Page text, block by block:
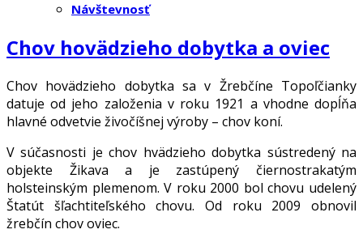
Návštevnosť
Chov hovädzieho dobytka a oviec
Chov hovädzieho dobytka sa v Žrebčíne Topoľčianky
datuje od jeho založenia v roku 1921 a vhodne dopĺňa
hlavné odvetvie živočíšnej výroby – chov koní.
V súčasnosti je chov hvädzieho dobytka sústredený na
objekte Žikava a je zastúpený čiernostrakatým
holsteinským plemenom. V roku 2000 bol chovu udelený
Štatút šľachtiteľského chovu. Od roku 2009 obnovil
žrebčín chov oviec.